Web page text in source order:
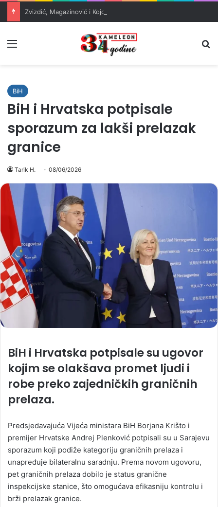
BiH
BiH i Hrvatska potpisale
sporazum za lakši prelazak
granice
Tarik H. 08/06/2026
BiH i Hrvatska potpisale su ugovor
kojim se olakšava promet ljudi i
robe preko zajedničkih graničnih
prelaza.
Predsjedavajuća Vijeća ministara BiH Borjana Krišto i
premijer Hrvatske Andrej Plenković potpisali su u Sarajevu
sporazum koji podiže kategoriju graničnih prelaza i
unapređuje bilateralnu saradnju. Prema novom ugovoru,
pet graničnih prelaza dobilo je status granične
inspekcijske stanice, što omogućava efikasniju kontrolu i
brži prelazak granice.